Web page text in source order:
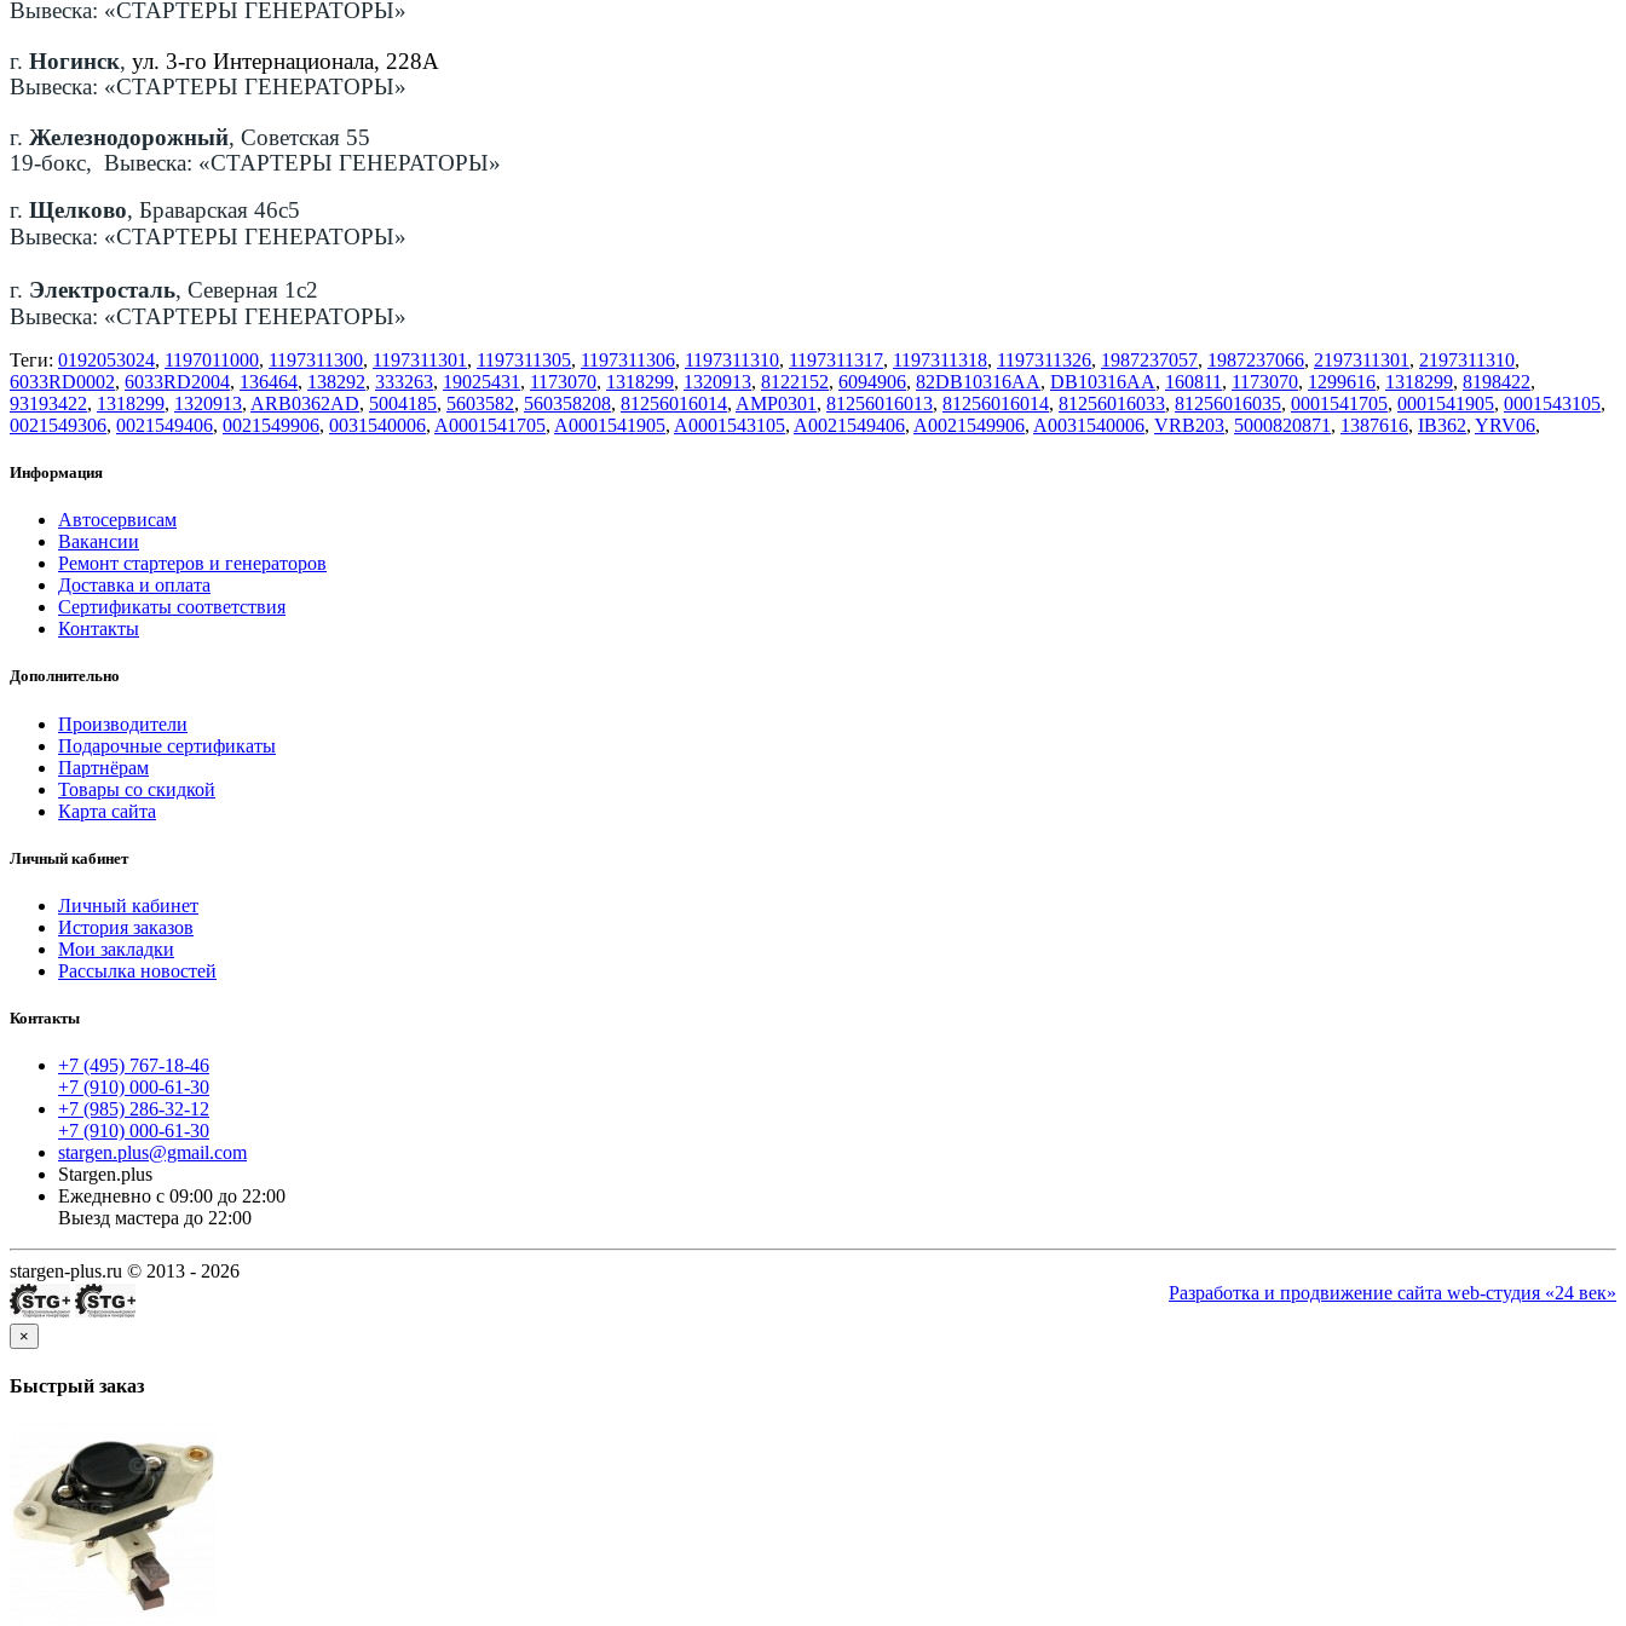
Вывеска: «СТАРТЕРЫ ГЕНЕРАТОРЫ»
г. Ногинск, ул. 3-го Интернационала, 228А
Вывеска: «СТАРТЕРЫ ГЕНЕРАТОРЫ»
г. Железнодорожный, Советская 55
19-бокс, Вывеска: «СТАРТЕРЫ ГЕНЕРАТОРЫ»
г. Щелково, Браварская 46с5
Вывеска: «СТАРТЕРЫ ГЕНЕРАТОРЫ»
г. Электросталь, Северная 1с2
Вывеска: «СТАРТЕРЫ ГЕНЕРАТОРЫ»
Теги: 0192053024, 1197011000, 1197311300, 1197311301 , 1197311305, 1197311306, 1197311310, 1197311317, 1197311318, 1197311326, 1987237057, 1987237066, 2197311301 , 2197311310,
6033RD0002, 6033RD2004, 136464, 138292, 333263, 19025431 , 1173070, 1318299, 1320913, 8122152, 6094906, 82DB10316AA, DB10316AA, 160811 , 1173070, 1299616, 1318299, 8198422,
93193422, 1318299, 1320913, ARB0362AD, 5004185, 5603582, 560358208, 81256016014, AMP0301 , 81256016013, 81256016014, 81256016033, 81256016035, 0001541705, 0001541905, 0001543105,
0021549306, 0021549406, 0021549906, 0031540006, A0001541705, A0001541905, A0001543105, A0021549406, A0021549906, A0031540006, VRB203, 5000820871 , 1387616, IB362, YRV06,
Информация
Автосервисам
Вакансии
Ремонт стартеров и генераторов
Доставка и оплата
Сертификаты соответствия
Контакты
Дополнительно
Производители
Подарочные сертификаты
Партнёрам
Товары со скидкой
Карта сайта
Личный кабинет
Личный кабинет
История заказов
Мои закладки
Рассылка новостей
Контакты
+7 (495) 767-18-46
+7 (910) 000-61-30
+7 (985) 286-32-12
+7 (910) 000-61-30
stargen.plus@gmail.com
Stargen.plus
Ежедневно с 09:00 до 22:00
Выезд мастера до 22:00
stargen-plus.ru © 2013 - 2026
Разработка и продвижение сайта web-студия «24 век»
×
Быстрый заказ